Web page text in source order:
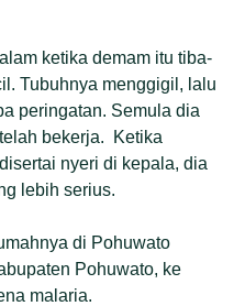
pencemaran
Pohuwato telah
kronis. Paparan
gangguan saraf,
penyakit Minamata.
tingginya
merkuri ilegal
kesehatan ini terus
ketika demam itu tiba-
Tubuhnya menggigil, lalu
peringatan. Semula dia
bekerja. Ketika
nyeri di kepala, dia
lebih serius.
di Pohuwato
Pohuwato, ke
malaria.